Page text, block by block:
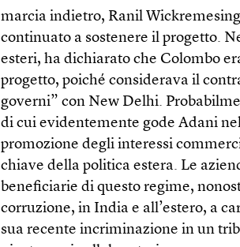
marcia indietro, Ranil
continuato a sostenere il progetto.
esteri, ha dichiarato che Colombo
progetto, poiché considerava il
governi” con New Delhi.
di cui evidentemente gode Adani
promozione degli interessi
chiave della politica estera. Le
beneficiarie di questo regime,
corruzione, in India e all’estero, a
sua recente incriminazione in un